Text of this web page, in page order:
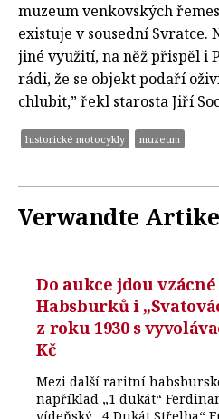
muzeum venkovských
existuje v sousední Svratce.
jiné využití, na něž přispěl i
rádi, že se objekt podaří
chlubit,” řekl starosta Jiří
historické motocykly muzeum
Verwandte
Do aukce jdou
Habsburků i
z roku 1930 s
Kč
Mezi další raritní
například „1 dukát“
vídeňský „4 Dukát Střelba“